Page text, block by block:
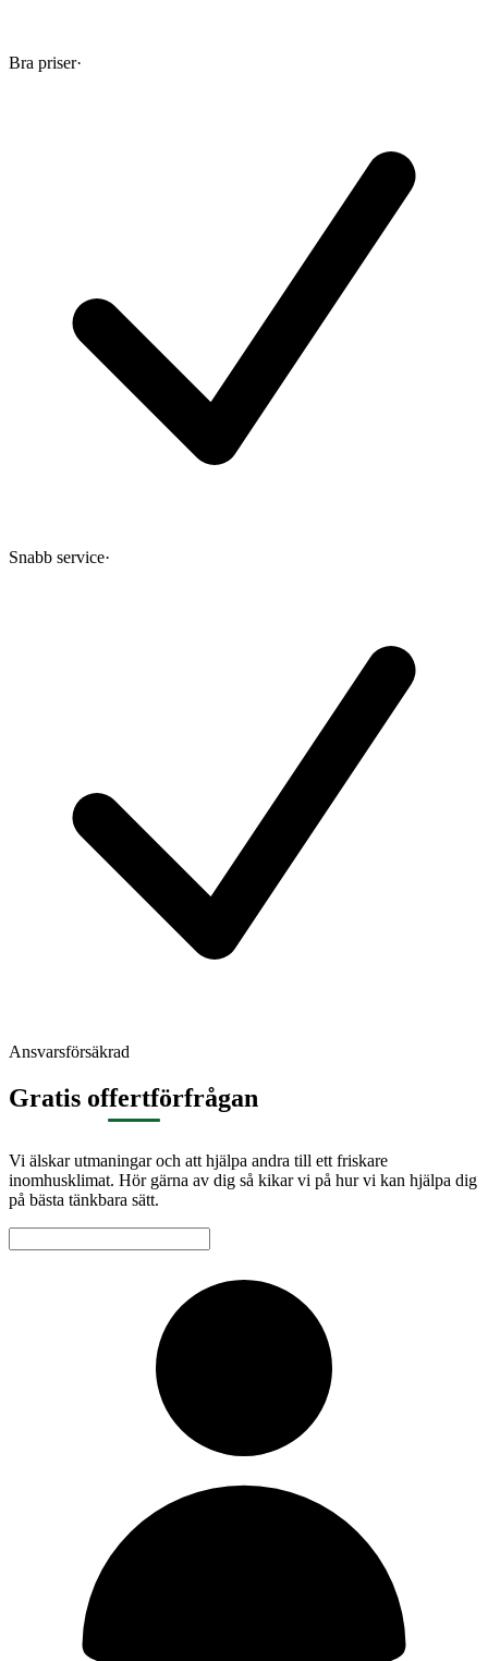
Bra priser·
Snabb service·
Ansvarsförsäkrad
Gratis offertförfrågan
Vi älskar utmaningar och att hjälpa andra till ett friskare
inomhusklimat. Hör gärna av dig så kikar vi på hur vi kan hjälpa dig
på bästa tänkbara sätt.